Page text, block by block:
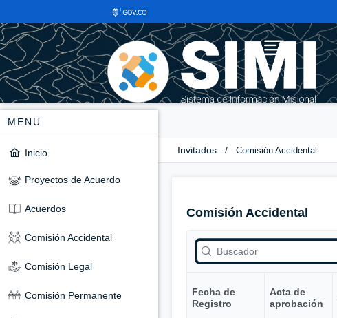
MENU
Inicio
Proyectos de Acuerdo
Acuerdos
Comisión Accidental
Comisión Legal
Comisión Permanente
Invitados / Comisión Accidental
Comisión Accidental
Fecha de
Registro
Acta de
aprobación